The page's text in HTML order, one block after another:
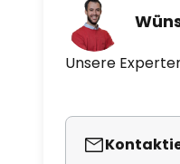
Unsere